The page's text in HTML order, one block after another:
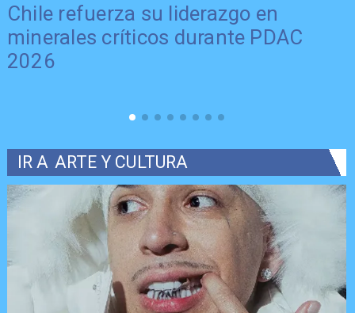
Chile refuerza su liderazgo en
minerales críticos durante PDAC
2026
IR A ARTE Y CULTURA